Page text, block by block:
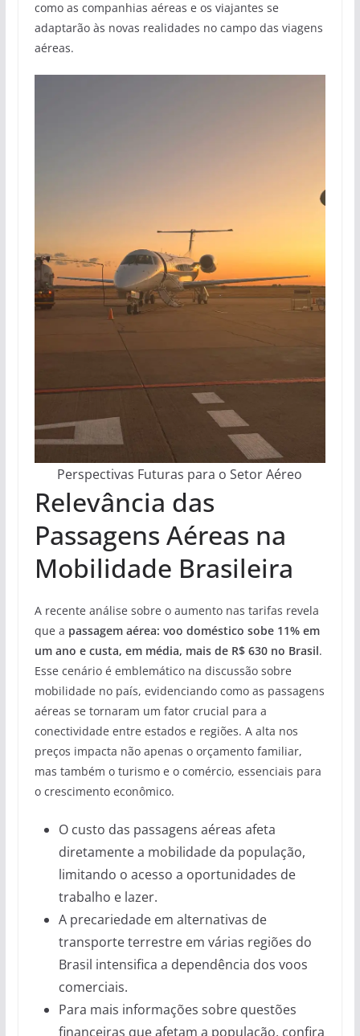
como as companhias aéreas e os viajantes se
adaptarão às novas realidades no campo das viagens
aéreas.
Perspectivas Futuras para o Setor Aéreo
Relevância das
Passagens Aéreas na
Mobilidade Brasileira
A recente análise sobre o aumento nas tarifas revela
que a passagem aérea: voo doméstico sobe 11% em
um ano e custa, em média, mais de R$ 630 no Brasil.
Esse cenário é emblemático na discussão sobre
mobilidade no país, evidenciando como as passagens
aéreas se tornaram um fator crucial para a
conectividade entre estados e regiões. A alta nos
preços impacta não apenas o orçamento familiar,
mas também o turismo e o comércio, essenciais para
o crescimento econômico.
O custo das passagens aéreas afeta
diretamente a mobilidade da população,
limitando o acesso a oportunidades de
trabalho e lazer.
A precariedade em alternativas de
transporte terrestre em várias regiões do
Brasil intensifica a dependência dos voos
comerciais.
Para mais informações sobre questões
financeiras que afetam a população, confira